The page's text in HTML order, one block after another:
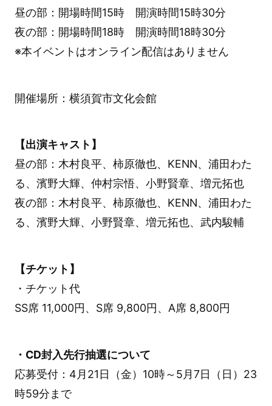
昼の部：開場時間15時 開演時間15時30分
夜の部：開場時間18時 開演時間18時30分
※本イベントはオンライン配信はありません
開催場所：横須賀市文化会館
【出演キャスト】
昼の部：木村良平、柿原徹也、KENN、浦田わた
る、濱野大輝、仲村宗悟、小野賢章、増元拓也
夜の部：木村良平、柿原徹也、KENN、浦田わた
る、濱野大輝、小野賢章、増元拓也、武内駿輔
【チケット】
・チケット代
SS席 11,000円、S席 9,800円、A席 8,800円
・CD封入先行抽選について
応募受付：4月21日（金）10時～5月7日（日）23
時59分まで